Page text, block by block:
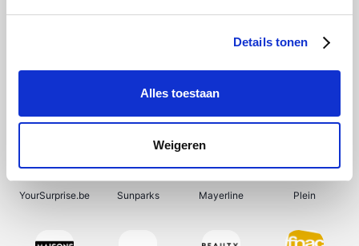
Details tonen
Alles toestaan
Weigeren
Shein Bergfreunde SupraBazar Smartwatchbanden
YourSurprise.be Sunparks Mayerline Plein